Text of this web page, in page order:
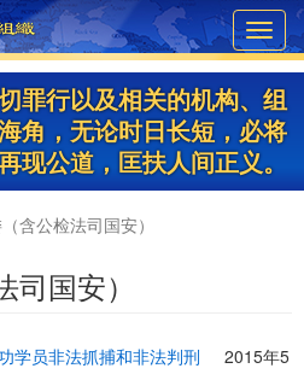
罪行以及相关的机构、组
角，无论时日长短，必将
现公道，匡扶人间正义。
含公检法司国安）
国安）
学员非法抓捕和非法判刑
2015年5